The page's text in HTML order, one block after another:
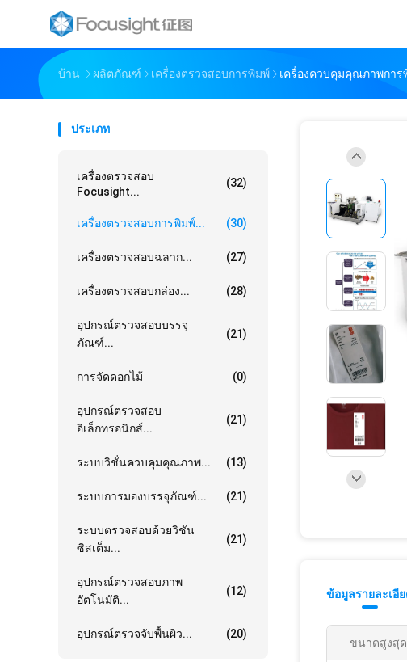
บ้าน ผลิตภัณฑ์ เครื่องตรวจสอบการพิมพ์ เครื่องควบคุมคุณภาพการ
ประเภท
เครื่องตรวจสอบ
Focusight...
(32)
เครื่องตรวจสอบการพิมพ์... (30)
เครื่องตรวจสอบฉลาก... (27)
เครื่องตรวจสอบกล่อง... (28)
อุปกรณ์ตรวจสอบบรรจุ
ภัณฑ์...
(21)
การจัดดอกไม้ (0)
อุปกรณ์ตรวจสอบ
อิเล็กทรอนิกส์...
(21)
ระบบวิชั่นควบคุมคุณภาพ... (13)
ระบบการมองบรรจุภัณฑ์... (21)
ระบบตรวจสอบด้วยวิชัน
ซิสเต็ม...
(21)
อุปกรณ์ตรวจสอบภาพ
อัตโนมัติ...
(12)
อุปกรณ์ตรวจจับพื้นผิว... (20)
ข้อมูลรายละเอี
ขนาดสูงสุ